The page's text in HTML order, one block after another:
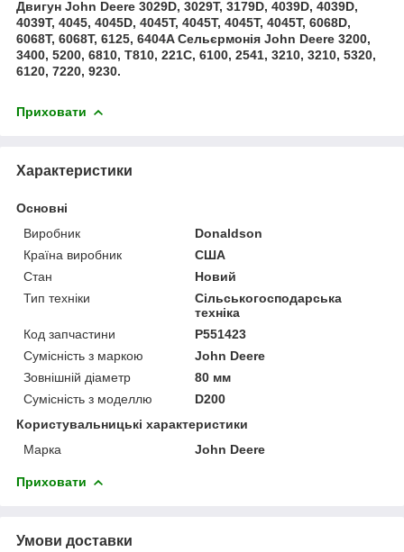
Двигун John Deere 3029D, 3029T, 3179D, 4039D, 4039D,
4039T, 4045, 4045D, 4045T, 4045T, 4045T, 4045T, 6068D,
6068T, 6068T, 6125, 6404A Сельєрмонія John Deere 3200,
3400, 5200, 6810, T810, 221C, 6100, 2541, 3210, 3210, 5320,
6120, 7220, 9230.
Приховати
Характеристики
Основні
Виробник
Donaldson
Країна виробник
США
Стан
Новий
Тип техніки
Сільськогосподарська
техніка
Код запчастини
P551423
Сумісність з маркою
John Deere
Зовнішній діаметр
80 мм
Сумісність з моделлю
D200
Користувальницькі характеристики
Марка
John Deere
Приховати
Умови доставки